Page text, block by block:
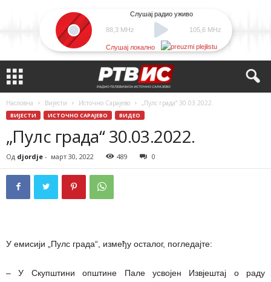
88,3 MHz
Слушај радио уживо
105,6 MHz
Слушај локално
Насловна Вијести Источно Сарајево „Пулс града“ 30.03.2022.
ВИЈЕСТИ ИСТОЧНО САРАЈЕВО ВИДЕО
„Пулс града“ 30.03.2022.
Од djordje - март 30, 2022 489 0
У емисији „Пулс града“, између осталог, погледајте:
– У Скупштини општине Пале усвојен Извјештај о раду